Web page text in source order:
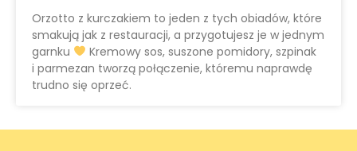
Orzotto z kurczakiem to jeden z tych obiadów, które
smakują jak z restauracji, a przygotujesz je w jednym
garnku
Kremowy sos, suszone pomidory, szpinak
i parmezan tworzą połączenie, któremu naprawdę
trudno się oprzeć.